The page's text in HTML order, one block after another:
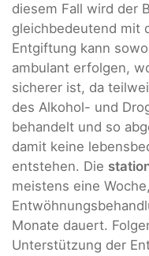
diesem Fall wird der
gleichbedeutend mit
Entgiftung kann
ambulant erfolgen,
sicherer ist, da
des Alkohol- und
behandelt und so
damit keine
entstehen. Die
meistens eine
Monate dauert.
Unterstützung der